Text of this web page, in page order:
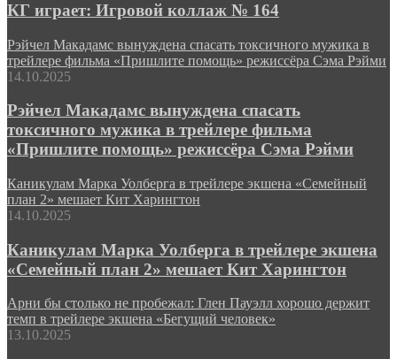
КГ играет: Игровой коллаж № 164
Рэйчел Макадамс вынуждена спасать токсичного мужика в
трейлере фильма «Пришлите помощь» режиссёра Сэма Рэйми
14.10.2025
Рэйчел Макадамс вынуждена спасать
токсичного мужика в трейлере фильма
«Пришлите помощь» режиссёра Сэма Рэйми
Каникулам Марка Уолберга в трейлере экшена «Семейный
план 2» мешает Кит Харингтон
14.10.2025
Каникулам Марка Уолберга в трейлере экшена
«Семейный план 2» мешает Кит Харингтон
Арни бы столько не пробежал: Глен Пауэлл хорошо держит
темп в трейлере экшена «Бегущий человек»
13.10.2025